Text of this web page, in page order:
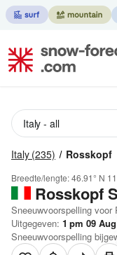
Italy (235) Rosskopf
Breedte/lengte:46.91° N
Rosskopf
Sneeuwvoorspelling voor
Uitgegeven: 1 pm 09
Sneeuwvoorspelling